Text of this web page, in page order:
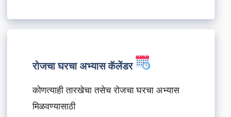
रोजचा घरचा अभ्यास कॅलेंडर
कोणत्याही तारखेचा तसेच रोजचा घरचा अभ्यास
मिळवण्यासाठी